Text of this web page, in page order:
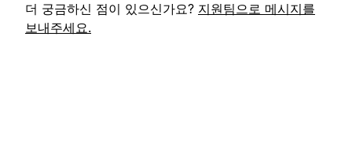
더 궁금하신 점이 있으신가요? 지원팀으로 메시지를
보내주세요.